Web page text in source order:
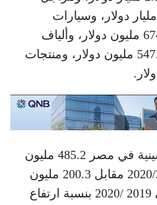
وآلات وأجهزة آلية بقيمة 1.5 مليار دولار، وسيارات
وجرارات ودراجات بقيمة 674.3 مليون دولار، وألياف
تركيبية أو اصطناعية بقيمة 547.1 مليون دولار، ومنتجات
وبلغت قيمة الاستثمارات الصينية في مصر 485.2 مليون
دولار خلال العام المالي 2020/2021 مقابل 200.3 مليون
دولار خلال نفس العام المالي 2019 /2020 بنسبة ارتفاع